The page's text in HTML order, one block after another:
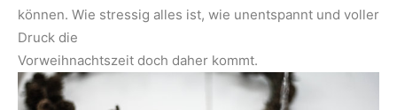
können. Wie stressig alles ist, wie unentspannt und voller
Druck die
Vorweihnachtszeit doch daher kommt.